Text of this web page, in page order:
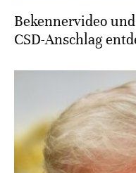
Bekennervideo
CSD-Anschlag